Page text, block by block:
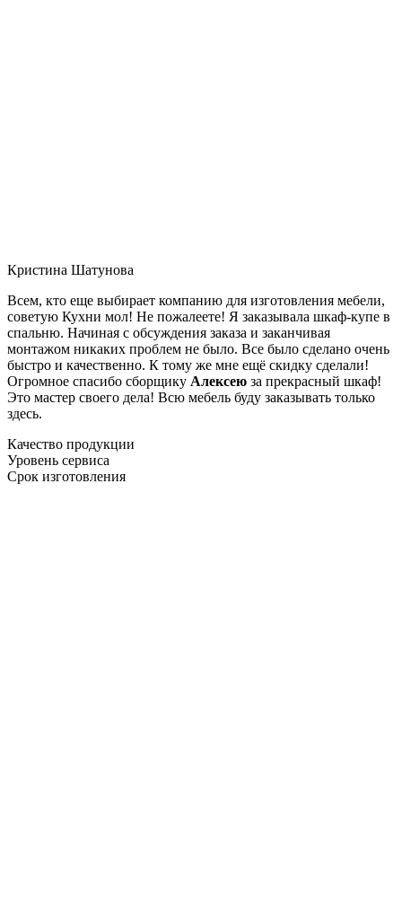
Кристина Шатунова
Всем, кто еще выбирает компанию для изготовления мебели,
советую Кухни мол! Не пожалеете! Я заказывала шкаф-купе в
спальню. Начиная с обсуждения заказа и заканчивая
монтажом никаких проблем не было. Все было сделано очень
быстро и качественно. К тому же мне ещё скидку сделали!
Огромное спасибо сборщику Алексею за прекрасный шкаф!
Это мастер своего дела! Всю мебель буду заказывать только
здесь.
Качество продукции
Уровень сервиса
Срок изготовления